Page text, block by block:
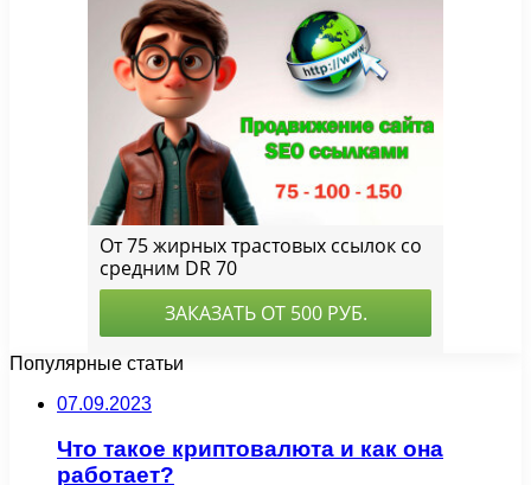
Популярные статьи
07.09.2023
Что такое криптовалюта и как она
работает?